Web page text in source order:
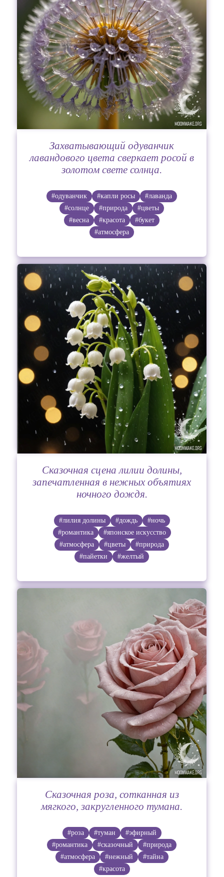
Захватывающий одуванчик
лавандового цвета сверкает росой в
золотом свете солнца.
#одуванчик #капли росы
#лаванда
#солнце
#природа
#цветы
#весна
#красота
#букет
#атмосфера
Сказочная сцена лилии долины,
запечатленная в нежных объятиях
ночного дождя.
#лилия долины #дождь
#ночь
#романтика
#японское искусство
#атмосфера
#цветы
#природа
#пайетки
#желтый
Сказочная роза, сотканная из
мягкого, закругленного тумана.
#роза #туман
#эфирный
#романтика
#сказочный
#природа
#атмосфера
#нежный
#тайна
#красота